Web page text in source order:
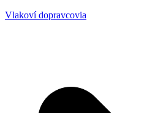
Vlakoví dopravcovia